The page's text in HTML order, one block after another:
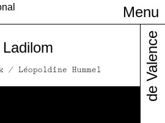
Menu
pratiques
Ladilom
/ Léopoldine Hummel de Valence